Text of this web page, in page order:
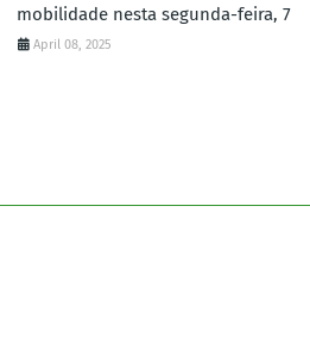
mobilidade nesta segunda-feira, 7
April 08, 2025